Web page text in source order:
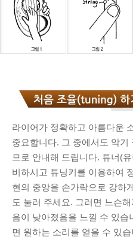
라이어가 정확하고 아름다운
중요합니다. 그 중에서도 악기
므로 안내해 드립니다. 튜너(
비하시고 튜닝키를 이용하여
현의 중앙을 손가락으로 강하
도 눌러 주세요. 그러면 느슨
음이 낮아졌음을 느낄 수 있습
면 원하는 소리를 얻을 수 있